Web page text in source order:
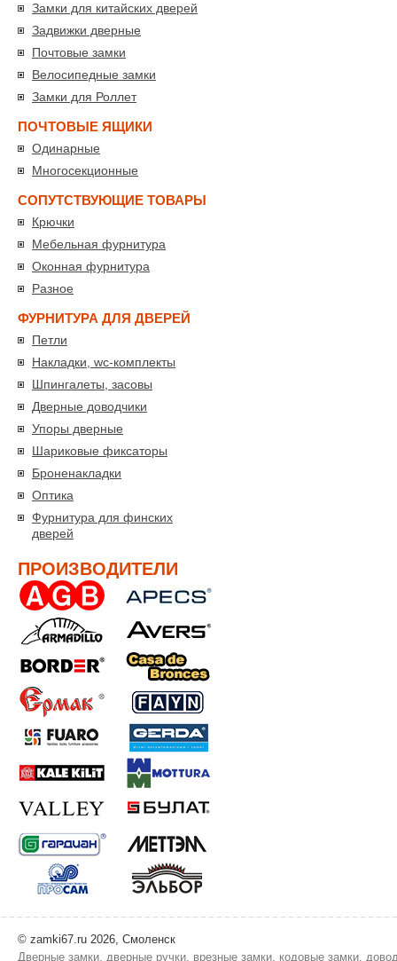
Замки для китайских дверей
Задвижки дверные
Почтовые замки
Велосипедные замки
Замки для Роллет
ПОЧТОВЫЕ ЯЩИКИ
Одинарные
Многосекционные
СОПУТСТВУЮЩИЕ ТОВАРЫ
Крючки
Мебельная фурнитура
Оконная фурнитура
Разное
ФУРНИТУРА ДЛЯ ДВЕРЕЙ
Петли
Накладки, wc-комплекты
Шпингалеты, засовы
Дверные доводчики
Упоры дверные
Шариковые фиксаторы
Броненакладки
Оптика
Фурнитура для финских
дверей
ПРОИЗВОДИТЕЛИ
© zamki67.ru 2026, Смоленск
Дверные замки, дверные ручки, врезные замки, кодовые замки,